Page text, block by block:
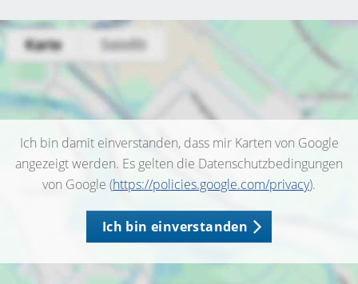
Ich bin damit einverstanden, dass mir Karten von Google
angezeigt werden. Es gelten die Datenschutzbedingungen
von Google (https://policies.google.com/privacy).
Ich bin einverstanden